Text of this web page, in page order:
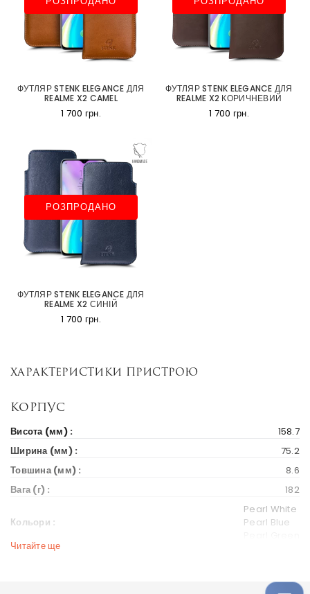
ФУТЛЯР STENK ELEGANCE ДЛЯ
REALME X2 CAMEL
1 700 грн.
ФУТЛЯР STENK ELEGANCE ДЛЯ
REALME X2 КОРИЧНЕВИЙ
1 700 грн.
РОЗПРОДАНО
ФУТЛЯР STENK ELEGANCE ДЛЯ
REALME X2 СИНІЙ
1 700 грн.
Характеристики пристрою
Корпус
Висота (мм) :
158.7
Ширина (мм) :
75.2
Товшина (мм) :
8.6
Вага (г) :
182
Кольори :
Pearl White
Pearl Blue
6.4
Читайте ще